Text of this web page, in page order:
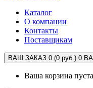
Каталог
О компании
Контакты
Поставщикам
ВАШ ЗАКАЗ 0 (0 руб.) 0
Ваша корзина